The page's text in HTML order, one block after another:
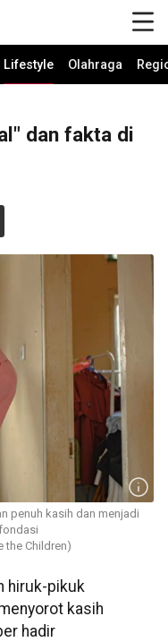
Lifestyle Olahraga
dan fakta di
penuh kasih dan menjadi
the Children)
hiruk-pikuk
kasih
hadir